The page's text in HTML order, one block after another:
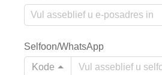
Selfoon/WhatsApp
Kode